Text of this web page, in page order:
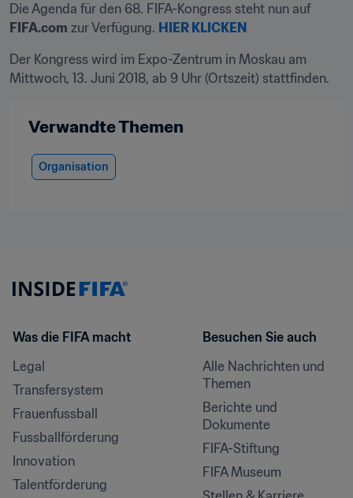
Die Agenda für den 68. FIFA-Kongress steht nun auf
FIFA.com zur Verfügung. HIER KLICKEN
Der Kongress wird im Expo-Zentrum in Moskau am
Mittwoch, 13. Juni 2018, ab 9 Uhr (Ortszeit) stattfinden.
Verwandte Themen
Organisation
Was die FIFA macht
Legal
Transfersystem
Frauenfussball
Fussballförderung
Innovation
Talentförderung
Besuchen Sie auch
Alle Nachrichten und
Themen
Berichte und
Dokumente
FIFA-Stiftung
FIFA Museum